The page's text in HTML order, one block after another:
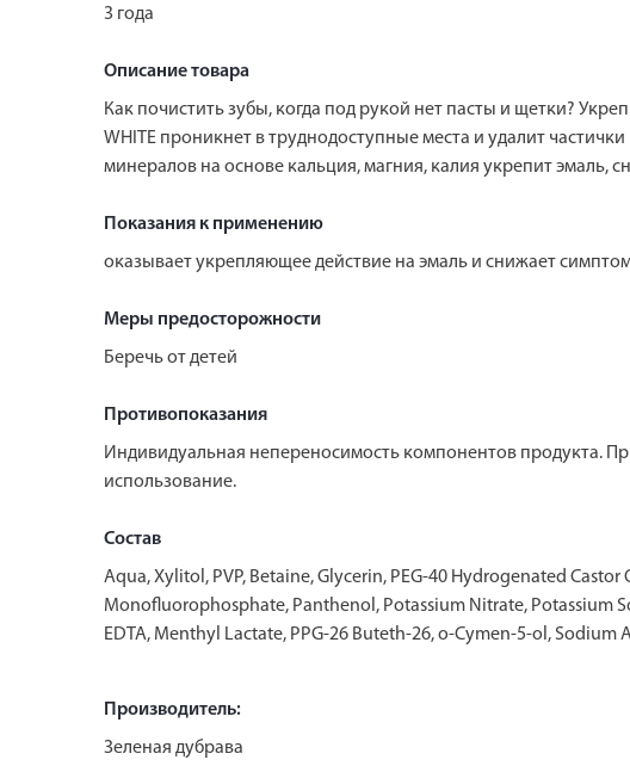
3 года
Описание товара
Как почистить зубы, когда под рукой нет пасты и щетки?
WHITE проникнет в труднодоступные места и удалит
минералов на основе кальция, магния, калия укрепит эмаль,
Показания к применению
оказывает укрепляющее действие на эмаль и снижает
Меры предосторожности
Беречь от детей
Противопоказания
Индивидуальная непереносимость компонентов продукта.
использование.
Состав
Aqua, Xylitol, PVP, Betaine, Glycerin, PEG-40 Hydrogenated
Monofluorophosphate, Panthenol, Potassium Nitrate, Potassium
EDTA, Menthyl Lactate, PPG-26 Buteth-26, o-Cymen-5-ol,
Производитель:
Зеленая дубрава